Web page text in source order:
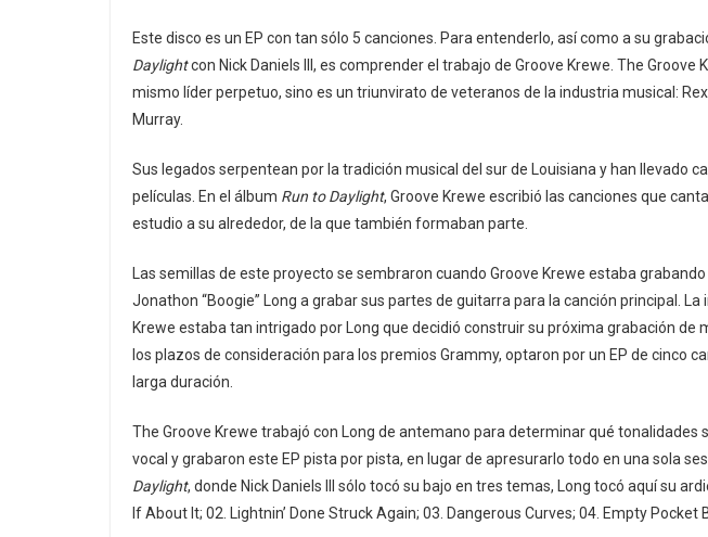
Este disco es un EP con tan sólo 5 canciones. Para entenderlo, así como a su
Daylightcon Nick Daniels III, es comprender el trabajo de Groove Krewe. The Groove
mismo líder perpetuo, sino es un triunvirato de veteranos de la industria musical:
Murray.
Sus legados serpentean por la tradición musical del sur de Louisiana y han llevado
películas. En el álbum Run to Daylight, Groove Krewe escribió las canciones que
estudio a su alrededor, de la que también formaban parte.
Las semillas de este proyecto se sembraron cuando Groove Krewe estaba
Jonathon “Boogie” Long a grabar sus partes de guitarra para la canción principal.
Krewe estaba tan intrigado por Long que decidió construir su próxima grabación de
los plazos de consideración para los premios Grammy, optaron por un EP de cinco
larga duración.
The Groove Krewe trabajó con Long de antemano para determinar qué tonalidades
vocal y grabaron este EP pista por pista, en lugar de apresurarlo todo en una sola
Daylight, donde Nick Daniels III sólo tocó su bajo en tres temas, Long tocó aquí su
If About It; 02. Lightnin’ Done Struck Again; 03. Dangerous Curves; 04. Empty Pocket